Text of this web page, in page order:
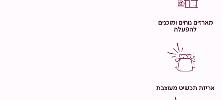
מארזים נוחים ומוכנים
להפעלה
אריזת תכשיט מעוצבת